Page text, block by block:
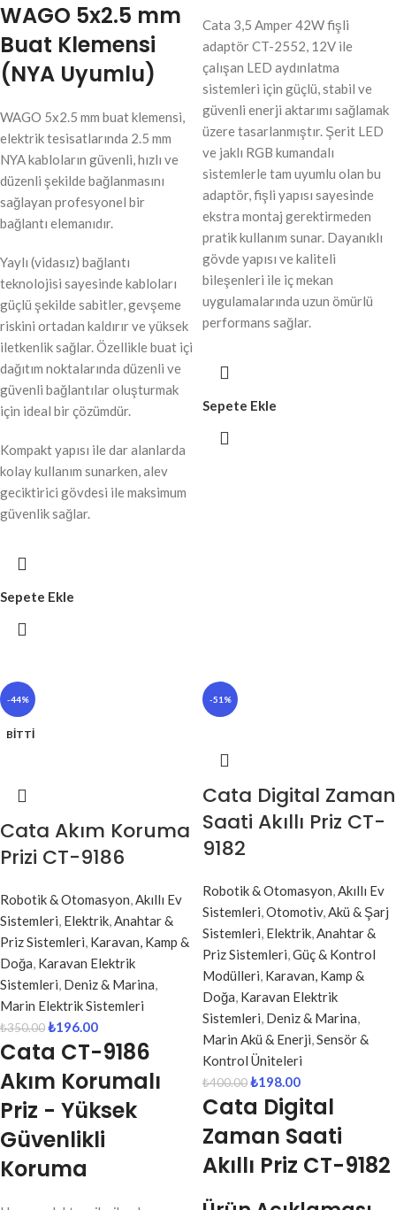
WAGO 5x2.5 mm
Buat Klemensi
(NYA Uyumlu)
WAGO 5x2.5 mm buat klemensi,
elektrik tesisatlarında 2.5 mm
NYA kabloların güvenli, hızlı ve
düzenli şekilde bağlanmasını
sağlayan profesyonel bir
bağlantı elemanıdır.
Yaylı (vidasız) bağlantı
teknolojisi sayesinde kabloları
güçlü şekilde sabitler, gevşeme
riskini ortadan kaldırır ve yüksek
iletkenlik sağlar. Özellikle buat içi
dağıtım noktalarında düzenli ve
güvenli bağlantılar oluşturmak
için ideal bir çözümdür.
Kompakt yapısı ile dar alanlarda
kolay kullanım sunarken, alev
geciktirici gövdesi ile maksimum
güvenlik sağlar.
Sepete Ekle
Cata 3,5 Amper 42W fişli
adaptör CT-2552, 12V ile
çalışan LED aydınlatma
sistemleri için güçlü, stabil ve
güvenli enerji aktarımı sağlamak
üzere tasarlanmıştır. Şerit LED
ve jaklı RGB kumandalı
sistemlerle tam uyumlu olan bu
adaptör, fişli yapısı sayesinde
ekstra montaj gerektirmeden
pratik kullanım sunar. Dayanıklı
gövde yapısı ve kaliteli
bileşenleri ile iç mekan
uygulamalarında uzun ömürlü
performans sağlar.
Sepete Ekle
-44%
BITTI
Cata Akım Koruma
Prizi CT-9186
Robotik & Otomasyon,Akıllı Ev
Sistemleri, Elektrik,Anahtar &
Priz Sistemleri, Karavan, Kamp &
Doğa, Karavan Elektrik
Sistemleri, Deniz & Marina,
Marin Elektrik Sistemleri
₺350.00₺196.00
Cata CT-9186
Akım Korumalı
Priz - Yüksek
Güvenlikli
Koruma
-51%
Cata Digital Zaman
Saati Akıllı Priz CT-
9182
Robotik & Otomasyon,Akıllı Ev
Sistemleri,Otomotiv,Akü & Şarj
Sistemleri, Elektrik,Anahtar &
Priz Sistemleri,Güç & Kontrol
Modülleri, Karavan, Kamp &
Doğa, Karavan Elektrik
Sistemleri, Deniz & Marina,
Marin Akü & Enerji,Sensör &
Kontrol Üniteleri
₺400.00₺198.00
Cata Digital
Zaman Saati
Akıllı Priz CT-9182